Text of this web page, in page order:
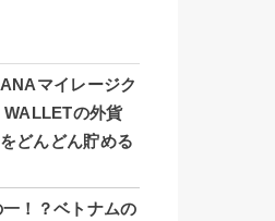
マイレージク
の外貨
どんどん貯める
！？ベトナムの